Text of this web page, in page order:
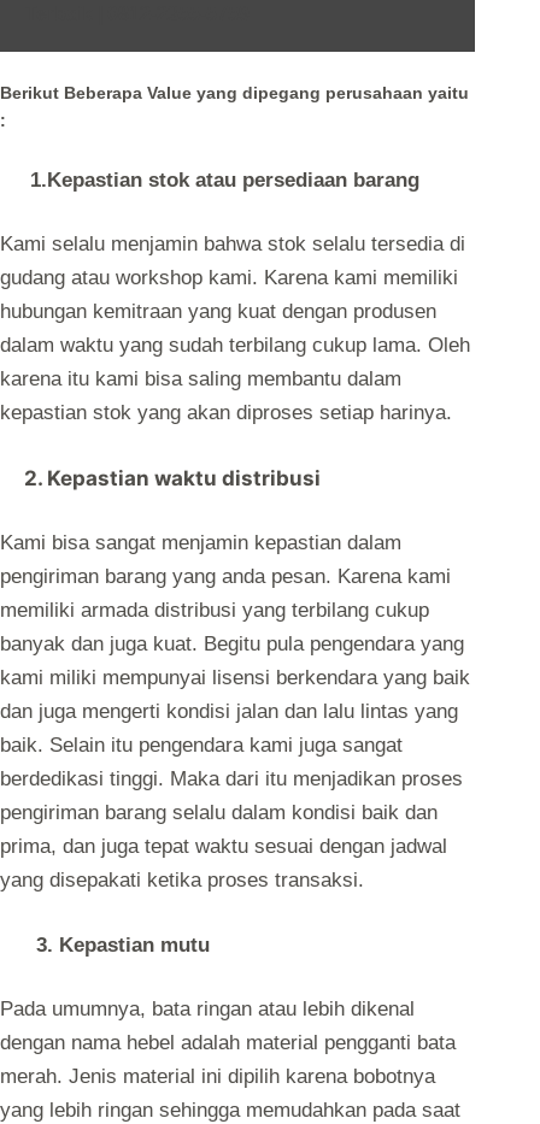
Berikut Beberapa Value yang dipegang perusahaan yaitu
:
1.Kepastian stok atau persediaan barang
Kami selalu menjamin bahwa stok selalu tersedia di
gudang atau workshop kami. Karena kami memiliki
hubungan kemitraan yang kuat dengan produsen
dalam waktu yang sudah terbilang cukup lama. Oleh
karena itu kami bisa saling membantu dalam
kepastian stok yang akan diproses setiap harinya.
2. Kepastian waktu distribusi
Kami bisa sangat menjamin kepastian dalam
pengiriman barang yang anda pesan. Karena kami
memiliki armada distribusi yang terbilang cukup
banyak dan juga kuat. Begitu pula pengendara yang
kami miliki mempunyai lisensi berkendara yang baik
dan juga mengerti kondisi jalan dan lalu lintas yang
baik. Selain itu pengendara kami juga sangat
berdedikasi tinggi. Maka dari itu menjadikan proses
pengiriman barang selalu dalam kondisi baik dan
prima, dan juga tepat waktu sesuai dengan jadwal
yang disepakati ketika proses transaksi.
3. Kepastian mutu
Pada umumnya, bata ringan atau lebih dikenal
dengan nama hebel adalah material pengganti bata
merah. Jenis material ini dipilih karena bobotnya
yang lebih ringan sehingga memudahkan pada saat